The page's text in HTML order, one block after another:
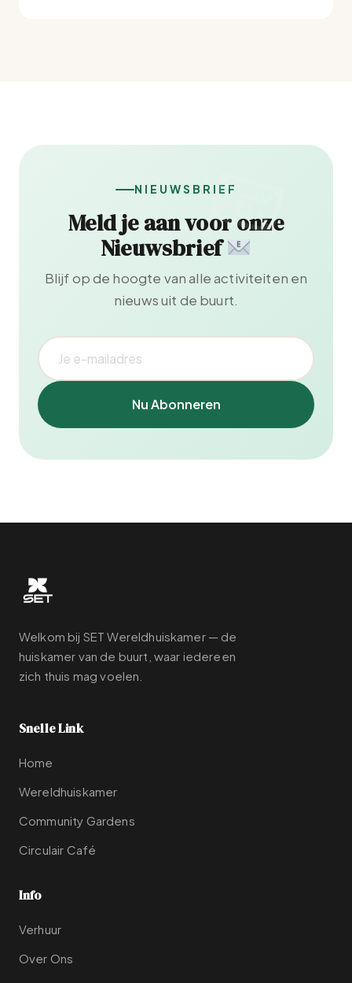
NIEUWSBRIEF
Meld je aan voor onze
Nieuwsbrief
Blijf op de hoogte van alle activiteiten en
nieuws uit de buurt.
Nu Abonneren
Welkom bij SET Wereldhuiskamer — de
huiskamer van de buurt, waar iedereen
zich thuis mag voelen.
Snelle Link
Home
Wereldhuiskamer
Community Gardens
Circulair Café
Info
Verhuur
Over Ons